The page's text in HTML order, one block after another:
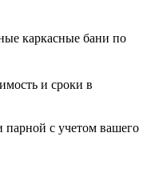
каркасные бани по
и сроки в
парной с учетом вашего